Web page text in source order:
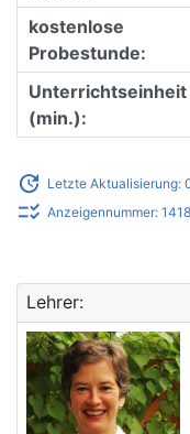
kostenlose
Probestunde:
Unterrichtseinheit
(min.):
update Letzte Aktualisierung:
checklist_rtl Anzeigennummer:
Lehrer: